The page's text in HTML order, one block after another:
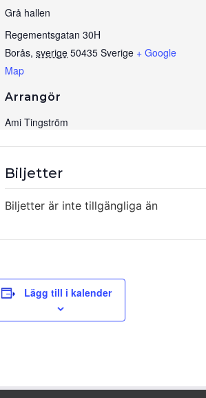
Grå hallen
Regementsgatan 30H
Borås, sverige 50435 Sverige + Google
Map
Arrangör
Ami Tingström
Biljetter
Biljetter är inte tillgängliga än
Lägg till i kalender